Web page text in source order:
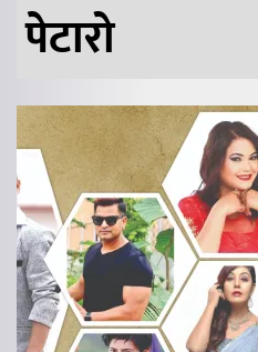
पेटारो